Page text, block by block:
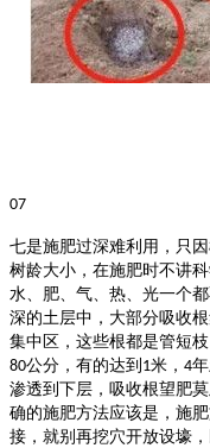
07
七是施肥过深难利用，只因
树龄大小，在施肥时不讲
水、肥、气、热、光一个
深的土层中，大部分吸收
集中区，这些根都是管短
80公分，有的达到 1米， 4
渗透到下层，吸收根望肥
确的施肥方法应该是，施肥
接，就别再挖穴开放设壕，